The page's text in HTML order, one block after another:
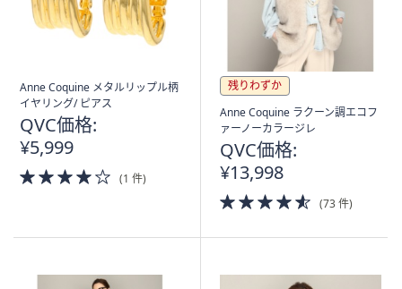
Anne Coquine メタルリップル柄
イヤリング/ ピアス
QVC価格:
¥5,999
4.0
of
(1 件)
残りわずか
Anne Coquine ラクーン調エコフ
ァーノーカラージレ
QVC価格:
¥13,998
4.5
of
(73 件)